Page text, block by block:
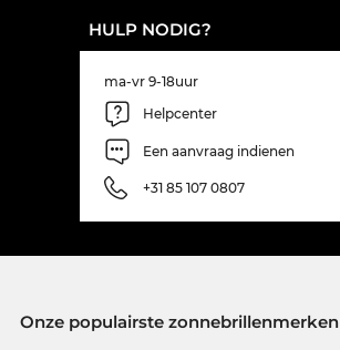
HULP NODIG?
ma-vr 9-18uur
Helpcenter
Een aanvraag indienen
+31 85 107 0807
Onze populairste zonnebrillenmerken